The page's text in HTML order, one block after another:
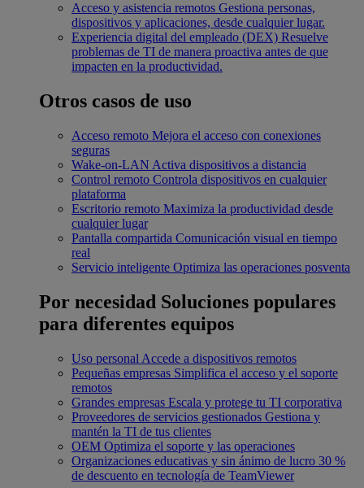
Acceso y asistencia remotos Gestiona personas,
dispositivos y aplicaciones, desde cualquier lugar.
Experiencia digital del empleado (DEX) Resuelve
problemas de TI de manera proactiva antes de que
impacten en la productividad.
Otros casos de uso
Acceso remoto Mejora el acceso con conexiones
seguras
Wake-on-LAN Activa dispositivos a distancia
Control remoto Controla dispositivos en cualquier
plataforma
Escritorio remoto Maximiza la productividad desde
cualquier lugar
Pantalla compartida Comunicación visual en tiempo
real
Servicio inteligente Optimiza las operaciones posventa
Por necesidad Soluciones populares
para diferentes equipos
Uso personal Accede a dispositivos remotos
Pequeñas empresas Simplifica el acceso y el soporte
remotos
Grandes empresas Escala y protege tu TI corporativa
Proveedores de servicios gestionados Gestiona y
mantén la TI de tus clientes
OEM Optimiza el soporte y las operaciones
Organizaciones educativas y sin ánimo de lucro 30 %
de descuento en tecnología de TeamViewer